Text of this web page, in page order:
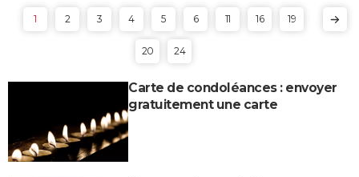
1 2 3 4 5 6 11 16 19
20 24
Carte de condoléances : envoyer
gratuitement une carte